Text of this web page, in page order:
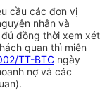
cầu các đơn vị
nhân và
đồng thời xem xét
quan thì miễn
TT-BTC ngày
nợ và các